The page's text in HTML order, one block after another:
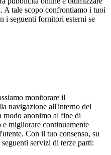
A tale scopo confrontiamo i tuoi
i seguenti fornitori esterni se
monitorare il
navigazione all'interno del
modo anonimo al fine di
migliorare continuamente
Con il tuo consenso, su
servizi di terze parti: